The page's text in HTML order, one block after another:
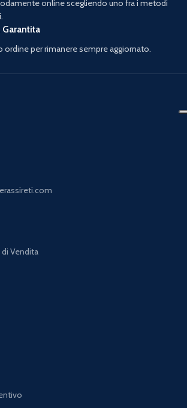
online scegliendo uno fra i metodi
ordine per rimanere sempre aggiornato.
Vendita